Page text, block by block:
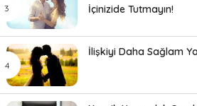
İçinizide Tutmayın!
İlişkiyi Daha Sağlam